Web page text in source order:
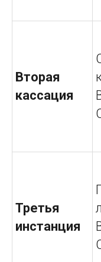
Вторая
кассация
Третья
инстанция